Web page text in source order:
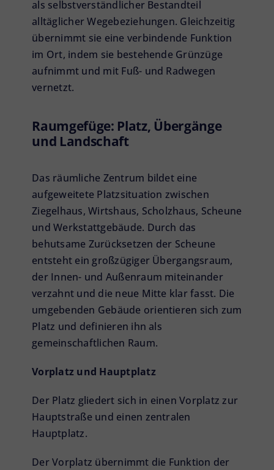
als selbstverständlicher Bestandteil
alltäglicher Wegebeziehungen. Gleichzeitig
übernimmt sie eine verbindende Funktion
im Ort, indem sie bestehende Grünzüge
aufnimmt und mit Fuß- und Radwegen
vernetzt.
Raumgefüge: Platz, Übergänge
und Landschaft
Das räumliche Zentrum bildet eine
aufgeweitete Platzsituation zwischen
Ziegelhaus, Wirtshaus, Scholzhaus, Scheune
und Werkstattgebäude. Durch das
behutsame Zurücksetzen der Scheune
entsteht ein großzügiger Übergangsraum,
der Innen- und Außenraum miteinander
verzahnt und die neue Mitte klar fasst. Die
umgebenden Gebäude orientieren sich zum
Platz und definieren ihn als
gemeinschaftlichen Raum.
Vorplatz und Hauptplatz
Der Platz gliedert sich in einen Vorplatz zur
Hauptstraße und einen zentralen
Hauptplatz.
Der Vorplatz übernimmt die Funktion der